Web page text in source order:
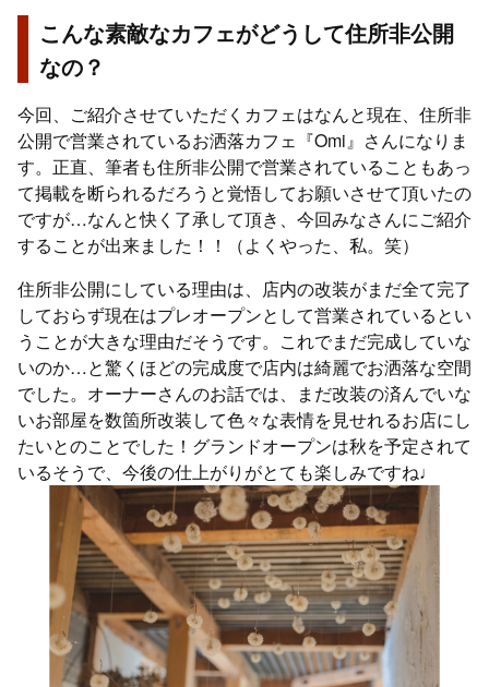
こんな素敵なカフェがどうして住所非公開
なの？
今回、ご紹介させていただくカフェはなんと現在、住所非
公開で営業されているお洒落カフェ『Omi』さんになりま
す。正直、筆者も住所非公開で営業されていることもあっ
て掲載を断られるだろうと覚悟してお願いさせて頂いたの
ですが…なんと快く了承して頂き、今回みなさんにご紹介
することが出来ました！！（よくやった、私。笑）
住所非公開にしている理由は、店内の改装がまだ全て完了
しておらず現在はプレオープンとして営業されているとい
うことが大きな理由だそうです。これでまだ完成していな
いのか…と驚くほどの完成度で店内は綺麗でお洒落な空間
でした。オーナーさんのお話では、まだ改装の済んでいな
いお部屋を数箇所改装して色々な表情を見せれるお店にし
たいとのことでした！グランドオープンは秋を予定されて
いるそうで、今後の仕上がりがとても楽しみですね♩